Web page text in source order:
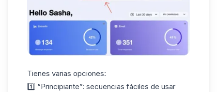
Tienes varias opciones:
1️⃣ “Principiante”: secuencias fáciles de usar